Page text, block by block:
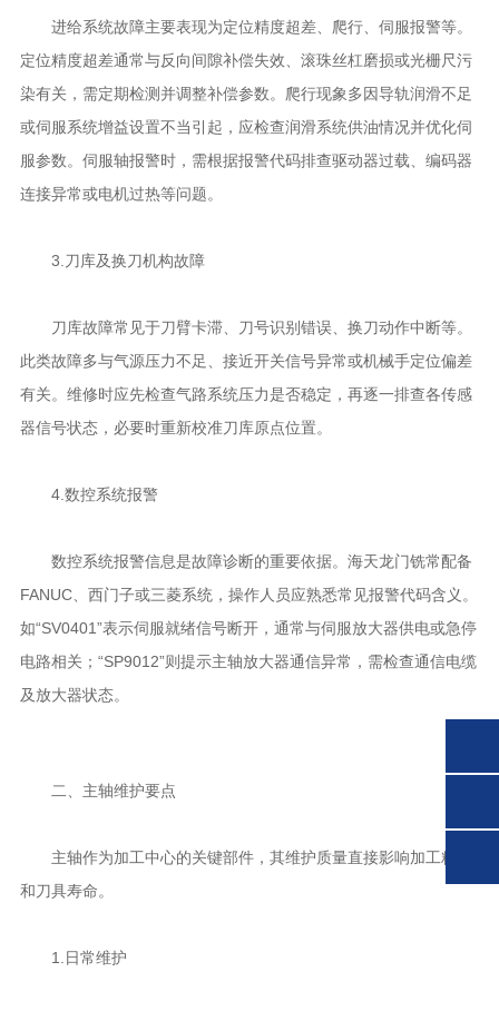
进给系统故障主要表现为定位精度超差、爬行、伺服报警等。
定位精度超差通常与反向间隙补偿失效、滚珠丝杠磨损或光栅尺污
染有关，需定期检测并调整补偿参数。爬行现象多因导轨润滑不足
或伺服系统增益设置不当引起，应检查润滑系统供油情况并优化伺
服参数。伺服轴报警时，需根据报警代码排查驱动器过载、编码器
连接异常或电机过热等问题。
3.刀库及换刀机构故障
刀库故障常见于刀臂卡滞、刀号识别错误、换刀动作中断等。
此类故障多与气源压力不足、接近开关信号异常或机械手定位偏差
有关。维修时应先检查气路系统压力是否稳定，再逐一排查各传感
器信号状态，必要时重新校准刀库原点位置。
4.数控系统报警
数控系统报警信息是故障诊断的重要依据。海天龙门铣常配备
FANUC、西门子或三菱系统，操作人员应熟悉常见报警代码含义。
如“SV0401”表示伺服就绪信号断开，通常与伺服放大器供电或急停
电路相关；“SP9012”则提示主轴放大器通信异常，需检查通信电缆
及放大器状态。
二、主轴维护要点
主轴作为加工中心的关键部件，其维护质量直接影响加工精度
和刀具寿命。
1.日常维护